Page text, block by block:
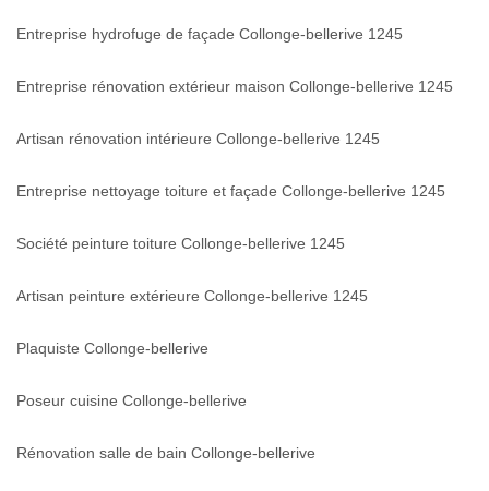
Entreprise hydrofuge de façade Collonge-bellerive 1245
Entreprise rénovation extérieur maison Collonge-bellerive 1245
Artisan rénovation intérieure Collonge-bellerive 1245
Entreprise nettoyage toiture et façade Collonge-bellerive 1245
Société peinture toiture Collonge-bellerive 1245
Artisan peinture extérieure Collonge-bellerive 1245
Plaquiste Collonge-bellerive
Poseur cuisine Collonge-bellerive
Rénovation salle de bain Collonge-bellerive